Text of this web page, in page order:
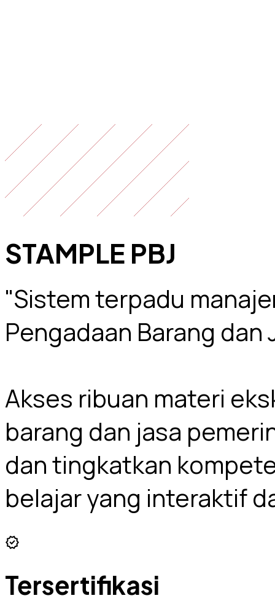
STAMPLE PBJ
"Sistem terpadu
Pengadaan Barang dan
Akses ribuan materi
barang dan jasa
dan tingkatkan
belajar yang interaktif
verified
Tersertifikasi